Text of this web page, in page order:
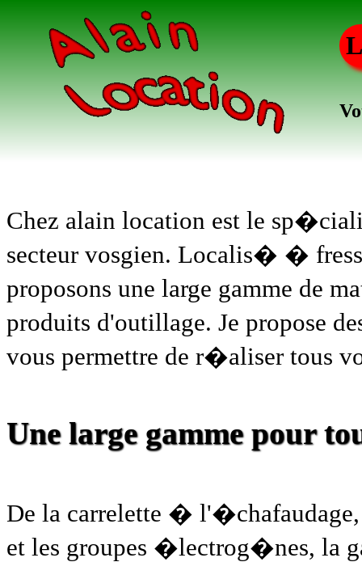
Chez alain location est le
secteur vosgien. Localis� �
proposons une large gamme de
produits d'outillage. Je propose
vous permettre de r�aliser tous
Une large gamme pour
De la carrelette �
et les groupes �lectrog�nes, la